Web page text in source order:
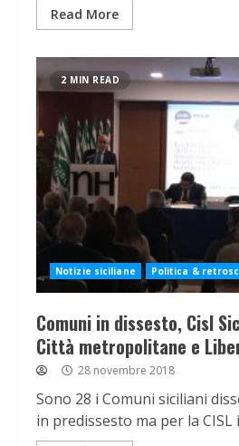
Read More
2 MIN READ
Notizie siciliane Politica &
Comuni in dissesto, Cisl
Città metropolitane e
28 novembre 2018
Sono 28 i Comuni siciliani
in predissesto ma per la CISL